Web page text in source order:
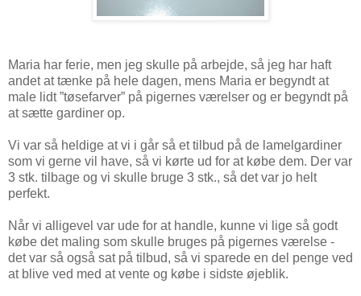
Maria har ferie, men jeg skulle på arbejde, så jeg har haft
andet at tænke på hele dagen, mens Maria er begyndt at
male lidt ”tøsefarver” på pigernes værelser og er begyndt på
at sætte gardiner op.
Vi var så heldige at vi i går så et tilbud på de lamelgardiner
som vi gerne vil have, så vi kørte ud for at købe dem. Der var
3 stk. tilbage og vi skulle bruge 3 stk., så det var jo helt
perfekt.
Når vi alligevel var ude for at handle, kunne vi lige så godt
købe det maling som skulle bruges på pigernes værelse -
det var så også sat på tilbud, så vi sparede en del penge ved
at blive ved med at vente og købe i sidste øjeblik.